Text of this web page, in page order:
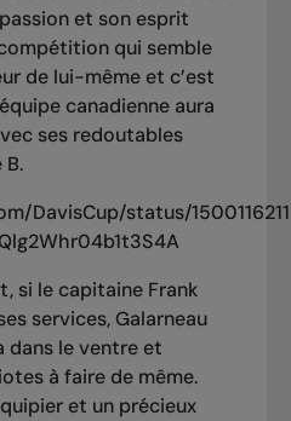
et son esprit
qui semble
de lui-même et c’est
canadienne aura
ses redoutables
B.
DavisCup/status/
si le capitaine Frank
services, Galarneau
dans le ventre et
à faire de même.
et un précieux